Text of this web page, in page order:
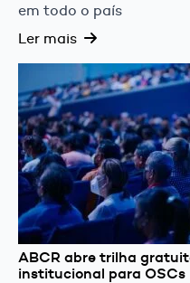
em todo o país
Ler mais
ABCR abre trilha
institucional para OSCs